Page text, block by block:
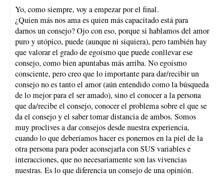
Yo, como siempre, voy a empezar por el final.
¿Quien más nos ama es quien más capacitado está para
darnos un consejo? Ojo con eso, porque si hablamos del amor
puro y utópico, puede (aunque ni siquiera), pero también hay
que valorar el grado de egoísmo que puede conllevar ese
consejo, como bien apuntabas más arriba. No egoísmo
consciente, pero creo que lo importante para dar/recibir un
consejo no es tanto el amor (aún entendido como la búsqueda
de lo mejor para el ser amado), sino el conocer a la persona
que da/recibe el consejo, conocer el problema sobre el que se
da el consejo y el saber tomar distancia de ambos. Somos
muy proclives a dar consejos desde nuestra experiencia,
cuando lo que deberíamos hacer es ponernos en la piel de la
otra persona para poder aconsejarla con SUS variables e
interacciones, que no necesariamente son las vivencias
nuestras. Es lo que diferencia un consejo de una opinión.